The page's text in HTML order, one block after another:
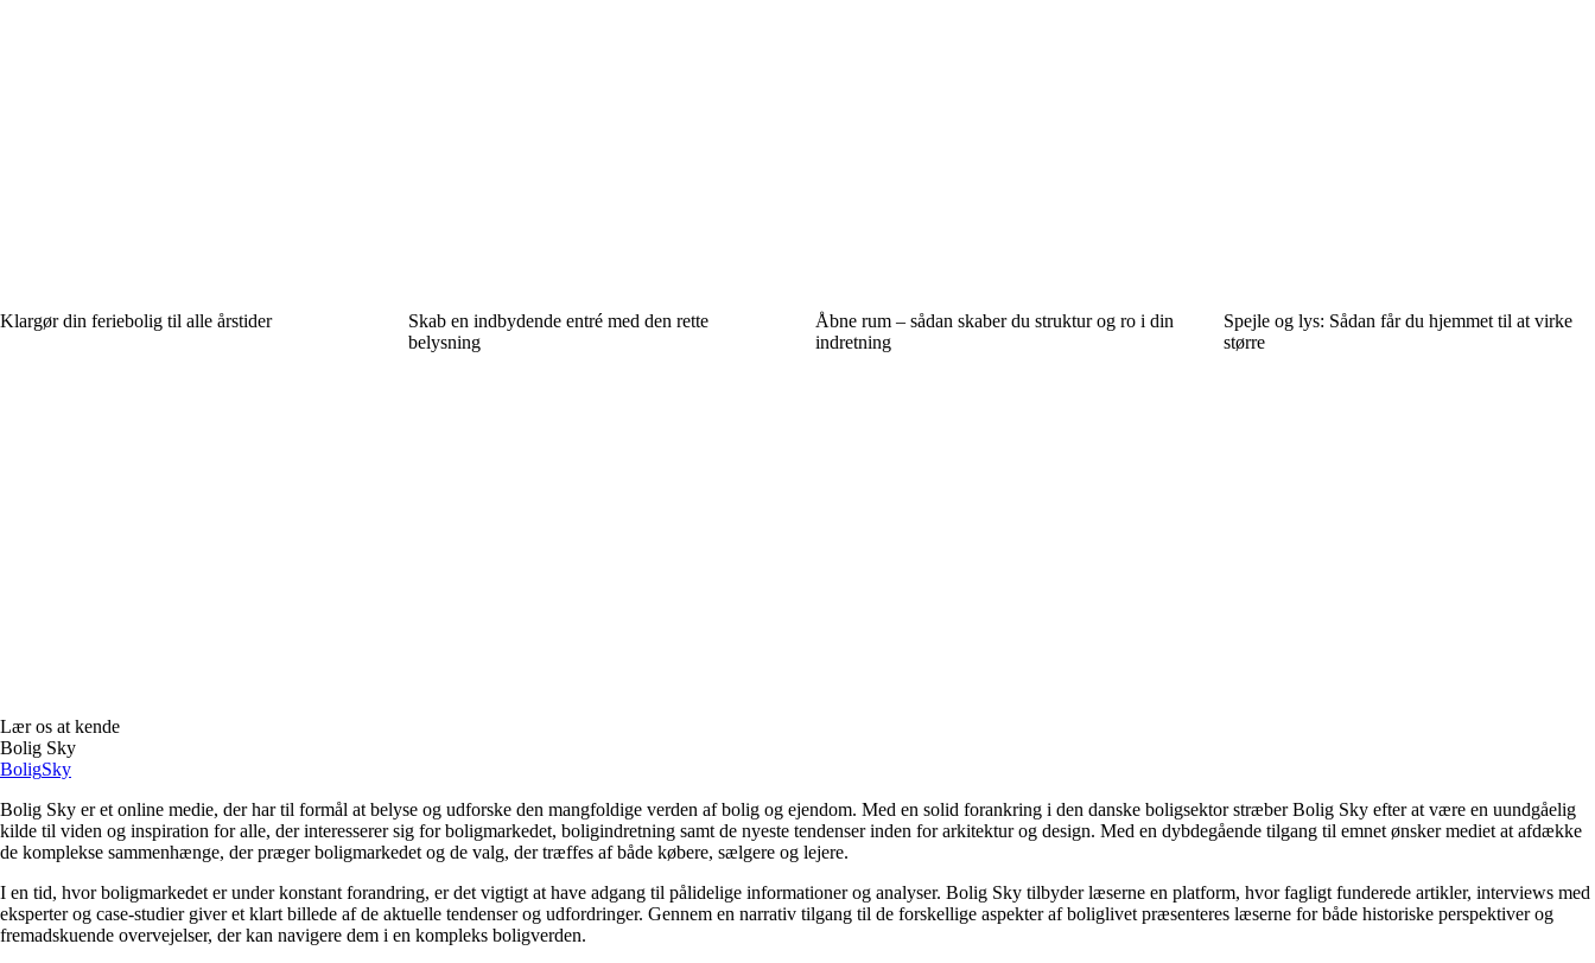
Klargør din feriebolig til alle årstider
Skab en indbydende entré med den rette
belysning
Åbne rum – sådan skaber du struktur og ro i din
indretning
Spejle og lys: Sådan får du hjemmet til at virke
større
Lær os at kende
Bolig Sky
BoligSky
Bolig Sky er et online medie, der har til formål at belyse og udforske den mangfoldige verden af bolig og ejendom. Med en solid forankring i den danske boligsektor stræber Bolig Sky efter at være en uundgåelig
kilde til viden og inspiration for alle, der interesserer sig for boligmarkedet, boligindretning samt de nyeste tendenser inden for arkitektur og design. Med en dybdegående tilgang til emnet ønsker mediet at afdække
de komplekse sammenhænge, der præger boligmarkedet og de valg, der træffes af både købere, sælgere og lejere.
I en tid, hvor boligmarkedet er under konstant forandring, er det vigtigt at have adgang til pålidelige informationer og analyser. Bolig Sky tilbyder læserne en platform, hvor fagligt funderede artikler, interviews med
eksperter og case-studier giver et klart billede af de aktuelle tendenser og udfordringer. Gennem en narrativ tilgang til de forskellige aspekter af boliglivet præsenteres læserne for både historiske perspektiver og
fremadskuende overvejelser, der kan navigere dem i en kompleks boligverden.